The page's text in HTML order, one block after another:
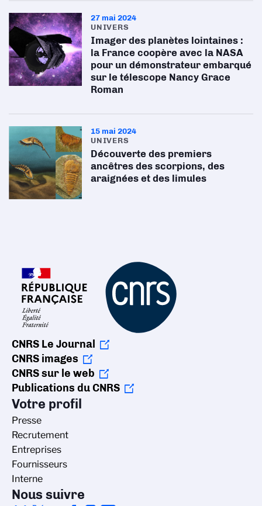
27 mai 2024
UNIVERS
Imager des planètes lointaines :
la France coopère avec la NASA
pour un démonstrateur embarqué
sur le télescope Nancy Grace
Roman
15 mai 2024
UNIVERS
Découverte des premiers
ancêtres des scorpions, des
araignées et des limules
CNRS Le Journal
CNRS images
CNRS sur le web
Publications du CNRS
Votre profil
Presse
Recrutement
Entreprises
Fournisseurs
Interne
Nous suivre